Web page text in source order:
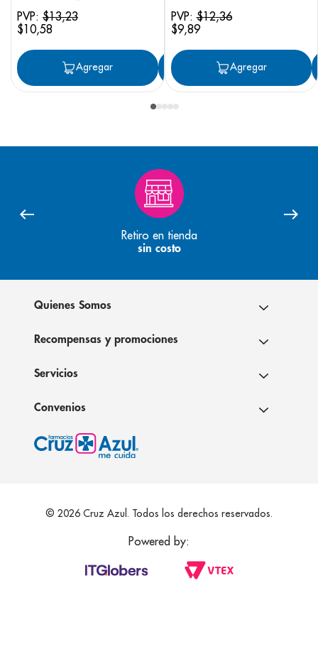
PVP: $13,23
$10,58
Agregar Agregar
PVP:$12,36
$9,89
Agregar
Retiro en tienda
sin costo
Quienes Somos
Recompensas y promociones
Servicios
Convenios
© 2026 Cruz Azul. Todos los derechos reservados.
Powered by: